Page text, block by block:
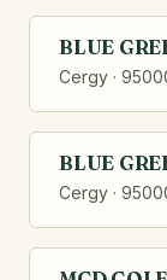
BLUE
Cergy ·
BLUE
Cergy ·